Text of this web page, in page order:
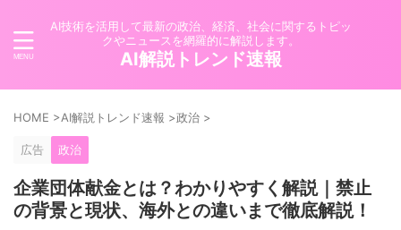
AI技術を活用して最新の政治、経済、社会に関するトピッ
クやニュースを網羅的に解説します。
AI解説トレンド速報
HOME >AI解説トレンド速報 >政治 >
広告 政治
企業団体献金とは？わかりやすく解説｜禁止
の背景と現状、海外との違いまで徹底解説！